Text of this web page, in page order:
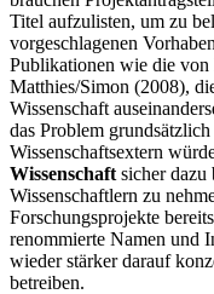
Titel aufzulisten, um zu
vorge­schlagenen
Publika­tionen wie die
Matthies/Simon (2008),
Wissenschaft
das Problem
Wissenschaftsextern
Wissenschaft sicher dazu
Wissenschaftlern zu
Forschungsprojekte
renommierte Namen und
wieder stär­ker darauf
betreiben.